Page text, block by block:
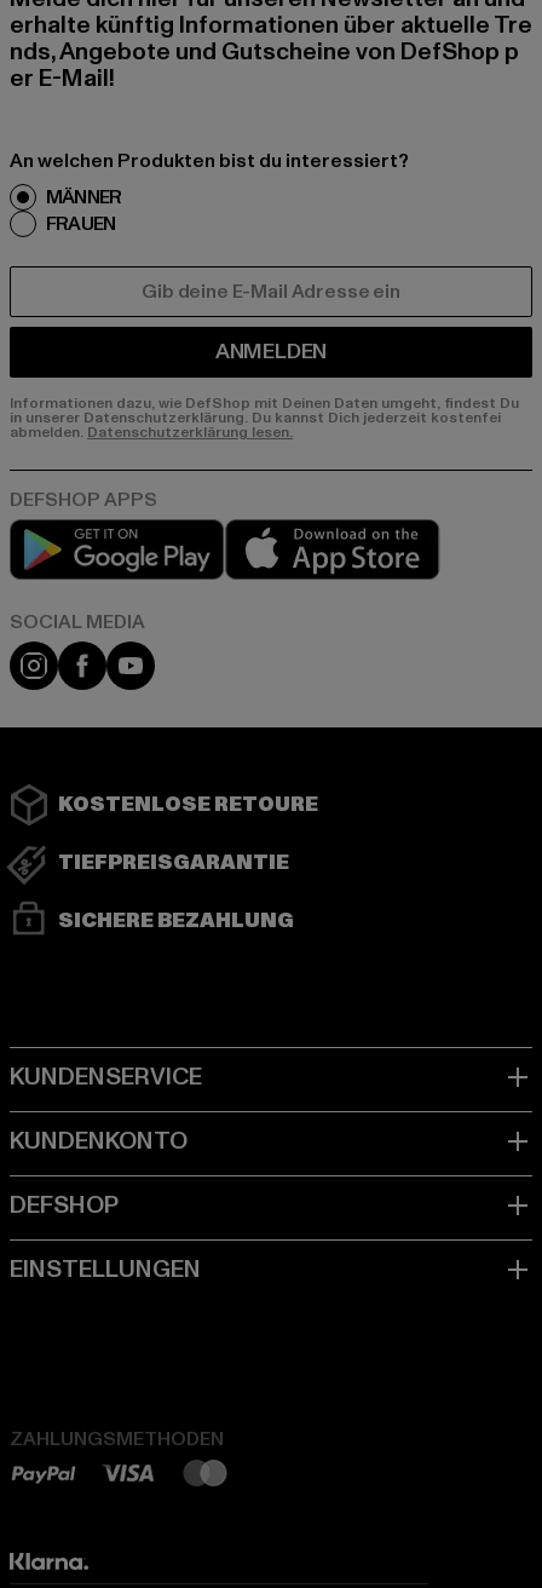
erhalte künftig Informationen über aktuelle Tre
nds, Angebote und Gutscheine von DefShop p
er E-Mail!
An welchen Produkten bist du interessiert?
MÄNNER
FRAUEN
ANMELDEN
Informationen dazu, wie DefShop mit Deinen Daten umgeht, findest Du
in unserer Datenschutzerklärung. Du kannst Dich jederzeit kostenfei
abmelden. Datenschutzerklärung lesen.
Play market
Instagram
FacebookYouTube
KOSTENLOSE RETOURE
TIEFPREISGARANTIE
SICHERE BEZAHLUNG
ZAHLUNGSMETHODEN